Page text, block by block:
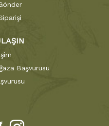
Başvurusu